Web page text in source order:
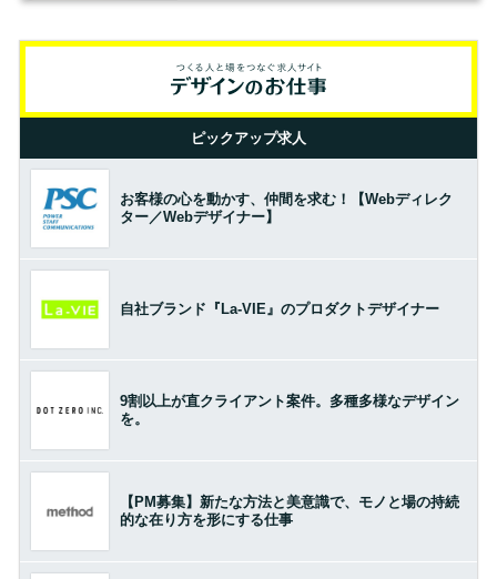
ピックアップ求人
お客様の心を動かす、仲間を求む！【Webディレク
ター／Webデザイナー】
自社ブランド『La-VIE』のプロダクトデザイナー
9割以上が直クライアント案件。多種多様なデザイン
を。
【PM募集】新たな方法と美意識で、モノと場の持続
的な在り方を形にする仕事